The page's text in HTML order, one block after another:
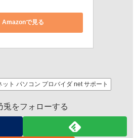
Amazonで見る
ト パソコン プロバイダ net サポート
兎をフォローする